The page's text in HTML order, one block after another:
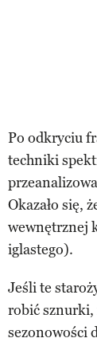
Po odkryciu
techniki
Okazało się,
wewnętrznej
iglastego).
Jeśli te
robić sznurki,
sezonowości